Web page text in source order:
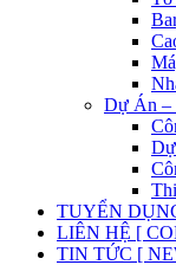
Dự Án –
TUYỂN
LIÊN HỆ [
TIN TỨC [